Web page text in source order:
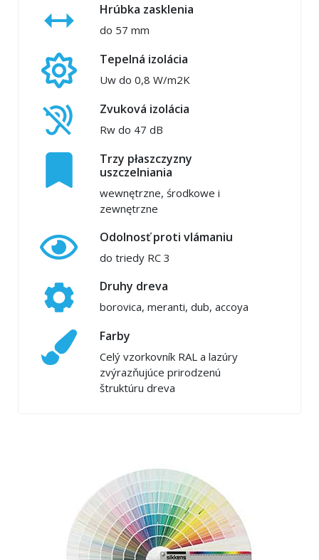
Hrúbka zasklenia
do 57 mm
Tepelná izolácia
Uw do 0,8 W/m2K
Zvuková izolácia
Rw do 47 dB
Trzy płaszczyzny
uszczelniania
wewnętrzne, środkowe i
zewnętrzne
Odolnosť proti vlámaniu
do triedy RC 3
Druhy dreva
borovica, meranti, dub, accoya
Farby
Celý vzorkovník RAL a lazúry
zvýrazňujúce prirodzenú
štruktúru dreva